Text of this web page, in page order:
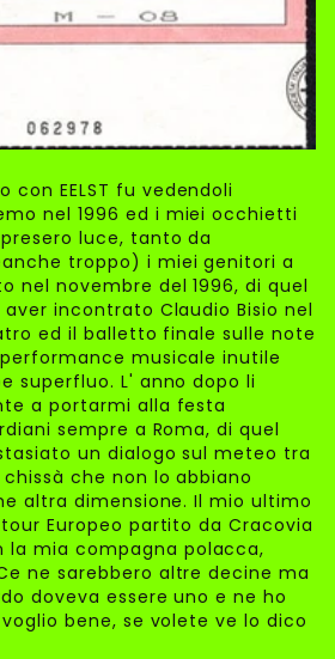
EELST fu vedendoli
nel 1996 ed i miei occhietti
luce, tanto da
troppo) i miei genitori a
nel novembre del 1996, di quel
incontrato Claudio Bisio nel
ed il balletto finale sulle note
musicale inutile
superfluo. L' anno dopo li
a portarmi alla festa
sempre a Roma, di quel
un dialogo sul meteo tra
che non lo abbiano
altra dimensione. Il mio ultimo
Europeo partito da Cracovia
la mia compagna polacca,
ne sarebbero altre decine ma
doveva essere uno e ne ho
bene, se volete ve lo dico